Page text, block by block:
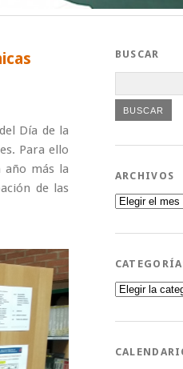
Día de la
Para ello
año más la
de las
BUSCAR
ARCHIVOS
Archivos
Categorías